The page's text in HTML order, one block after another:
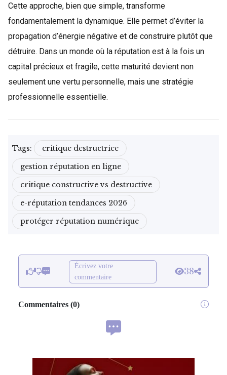
Cette approche, bien que simple, transforme
fondamentalement la dynamique. Elle permet d’éviter la
propagation d’énergie négative et de construire plutôt que
détruire. Dans un monde où la réputation est à la fois un
capital précieux et fragile, cette maturité devient non
seulement une vertu personnelle, mais une stratégie
professionnelle essentielle.
Tags:
critique destructrice
gestion réputation en ligne
critique constructive vs destructive
e-réputation tendances 2026
protéger réputation numérique
Écrivez votre
commentaire
38
Commentaires (0)